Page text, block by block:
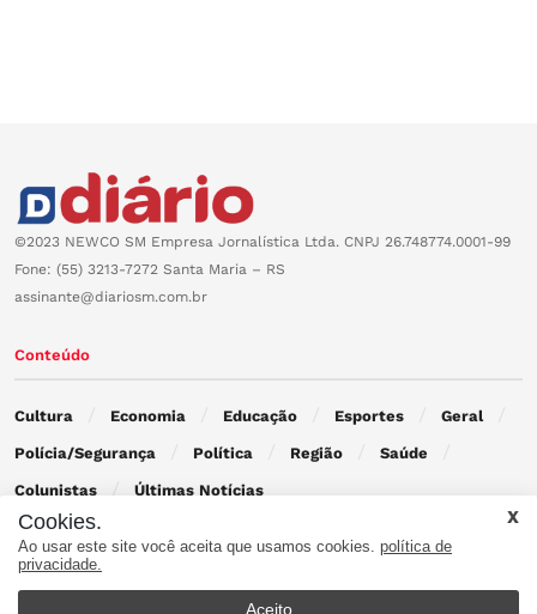
©2023 NEWCO SM Empresa Jornalística Ltda. CNPJ 26.748774.0001-99
Fone: (55) 3213-7272 Santa Maria – RS
assinante@diariosm.com.br
Conteúdo
Cultura Economia Educação Esportes Geral
Polícia/Segurança Política Região Saúde
Colunistas Últimas Notícias
Contato
Cookies.
Ao usar este site você aceita que usamos cookies. política de
privacidade.
Aceito